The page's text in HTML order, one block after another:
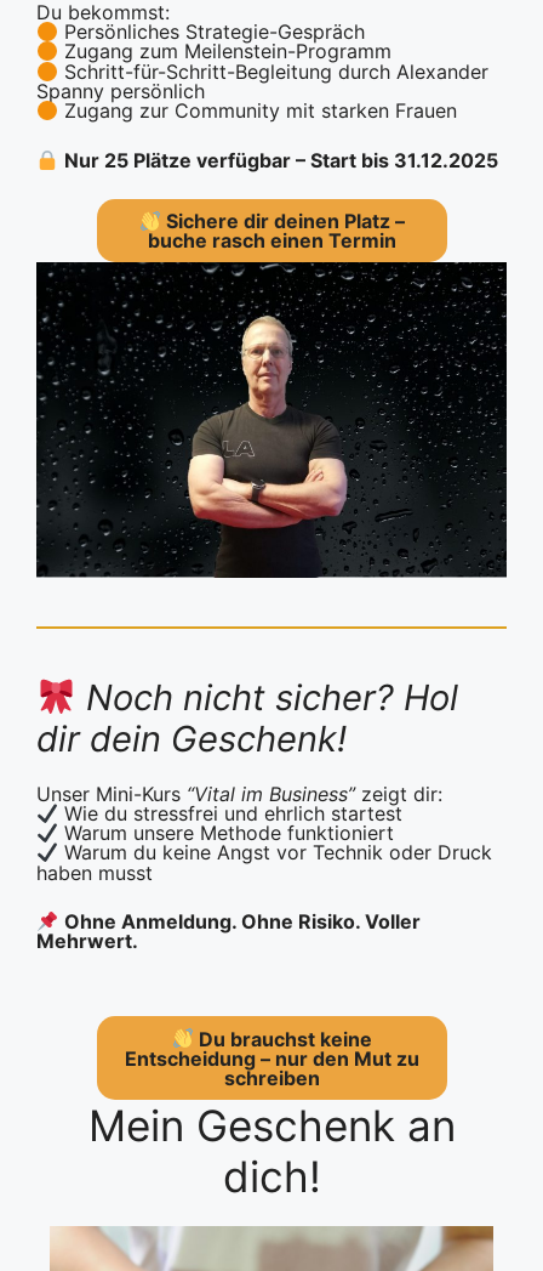
Du bekommst:
Persönliches Strategie-Gespräch
Zugang zum Meilenstein-Programm
Schritt-für-Schritt-Begleitung durch Alexander
Spanny persönlich
Zugang zur Community mit starken Frauen
Nur 25 Plätze verfügbar – Start bis 31.12.2025
Sichere dir deinen Platz –
buche rasch einen Termin
Noch nicht sicher? Hol
dir dein Geschenk!
Unser Mini-Kurs “Vital im Business”zeigt dir:
Wie du stressfrei und ehrlich startest
Warum unsere Methode funktioniert
Warum du keine Angst vor Technik oder Druck
haben musst
Ohne Anmeldung. Ohne Risiko. Voller
Mehrwert.
Du brauchst keine
Entscheidung – nur den Mut zu
schreiben
Mein Geschenk an
dich!